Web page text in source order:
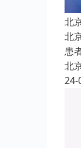
北
北
患
北
24-